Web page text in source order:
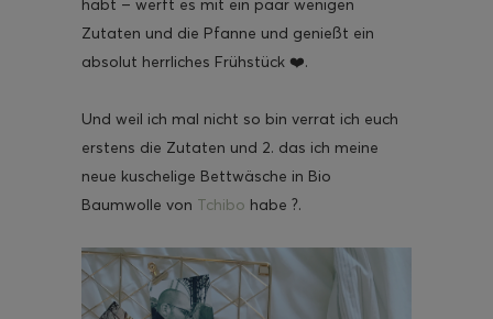
habt – werft es mit ein paar wenigen
Zutaten und die Pfanne und genießt ein
absolut herrliches Frühstück ❤️.
Und weil ich mal nicht so bin verrat ich euch
erstens die Zutaten und 2. das ich meine
neue kuschelige Bettwäsche in Bio
Baumwolle von Tchibo habe ?.